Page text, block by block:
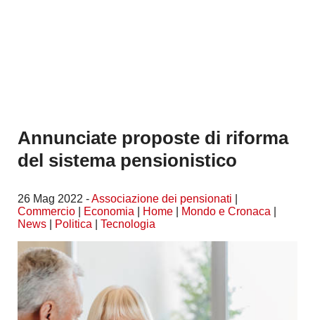
Annunciate proposte di riforma
del sistema pensionistico
26 Mag 2022 -Associazione dei pensionati
Commercio
Economia Home Mondo e Cronaca
News
Politica Tecnologia